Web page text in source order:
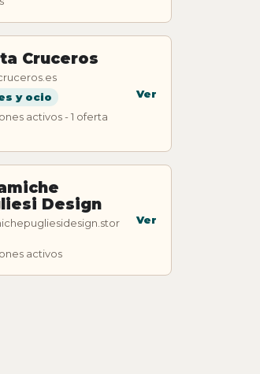
Cruceros
y ocio
activos - 1 oferta
Ver
Design
activos
Ver